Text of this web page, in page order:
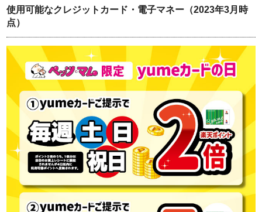
使用可能なクレジットカード・電子マネー（2023年3月時
点）